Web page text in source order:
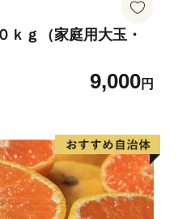
ｋｇ（家庭用大玉・
9,000円